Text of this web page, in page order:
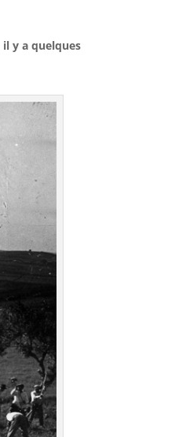
il y a quelques